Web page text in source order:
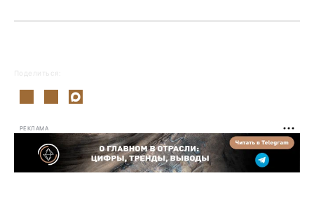
Поделиться:
РЕКЛАМА